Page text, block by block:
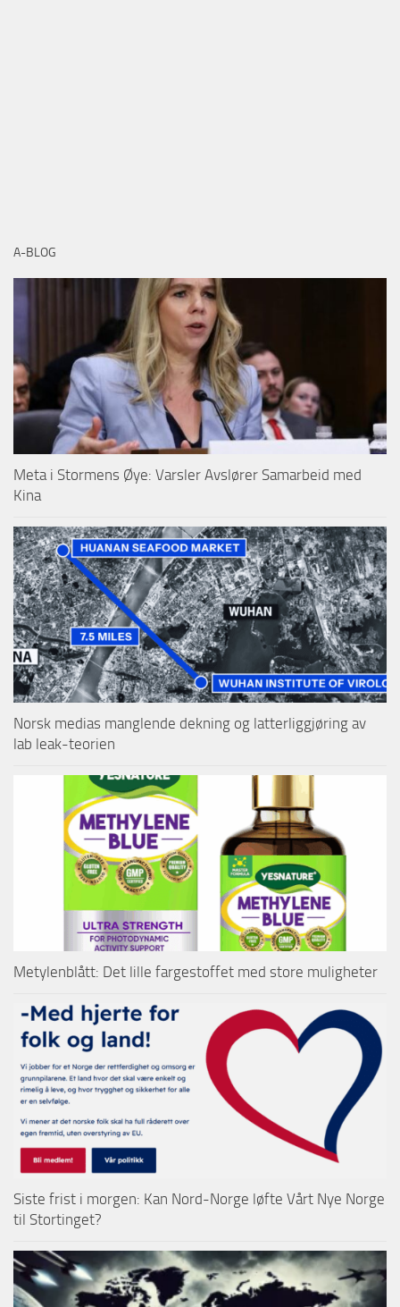
A-BLOG
Meta i Stormens Øye: Varsler Avslører Samarbeid med
Kina
Norsk medias manglende dekning og latterliggjøring av
lab leak-teorien
Metylenblått: Det lille fargestoffet med store muligheter
Siste frist i morgen: Kan Nord-Norge løfte Vårt Nye Norge
til Stortinget?